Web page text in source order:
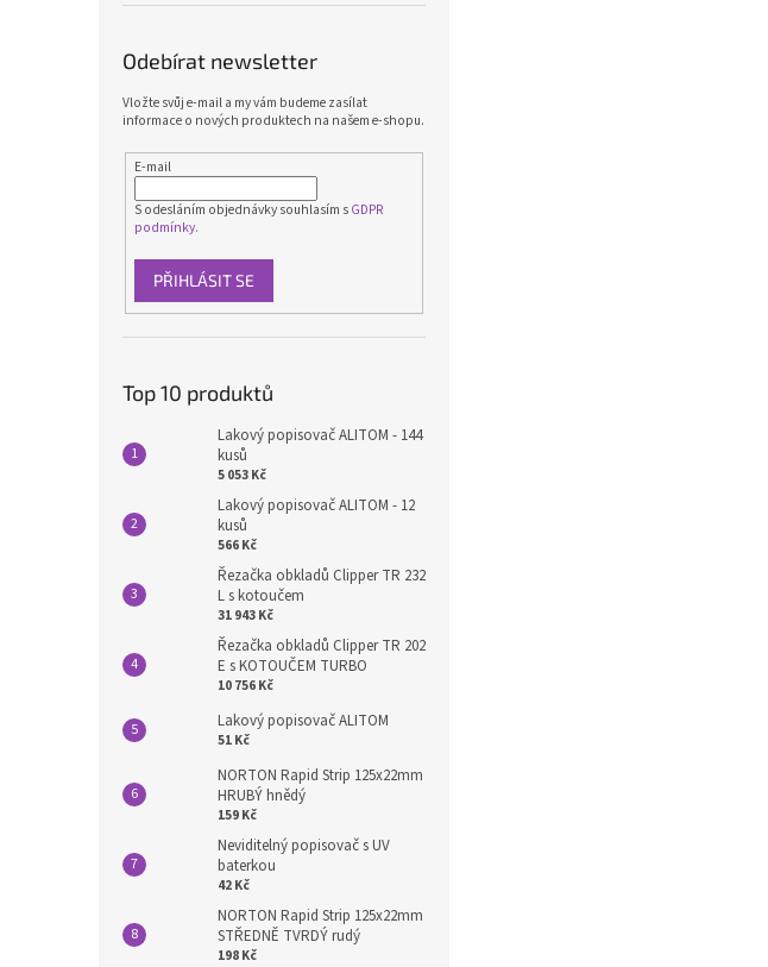
Odebírat newsletter
Vložte svůj e-mail a my vám budeme zasílat
informace o nových produktech na našem e-shopu.
E-mail
S odesláním objednávky souhlasím sGDPR
podmínky.
PŘIHLÁSIT SE
Top 10 produktů
Lakový popisovač ALITOM - 144
kusů
5 053 Kč
Lakový popisovač ALITOM - 12
kusů
566 Kč
Řezačka obkladů Clipper TR 232
L s kotoučem
31 943 Kč
Řezačka obkladů Clipper TR 202
E s KOTOUČEM TURBO
10 756 Kč
Lakový popisovač ALITOM
51 Kč
NORTON Rapid Strip 125x22mm
HRUBÝ hnědý
159 Kč
Neviditelný popisovač s UV
baterkou
42 Kč
NORTON Rapid Strip 125x22mm
STŘEDNĚ TVRDÝ rudý
198 Kč